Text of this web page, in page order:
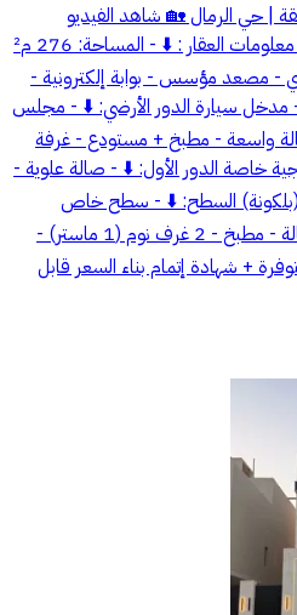
| حي الرمال 🏡 شاهد الفيديو
التوضيحي للفيلا داخل الإعلان 🎥 معلومات العقار : ⬇️ - المساحة: 276 م²
مركزي - مصعد مؤسس - بوابة إلكترونية -
سيارة الدور الأرضي: ⬇️ - مجلس
واسعة - مطبخ + مستودع - غرفة
خاصة الدور الأول: ⬇️ - صالة علوية -
ماستر) - 2 تراس (بلكونة) السطح: ⬇️ - سطح خاص
معلومات الشقة ⬇️ - مجلس - صالة - مطبخ - 2 غرف نوم (1 ماستر) -
+ شهادة إتمام بناء السعر قابل